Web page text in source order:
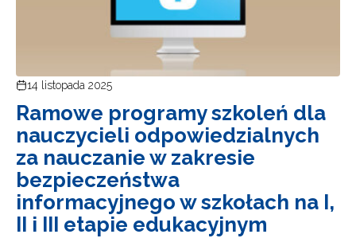
14 listopada 2025
Ramowe programy szkoleń dla
nauczycieli odpowiedzialnych
za nauczanie w zakresie
bezpieczeństwa
informacyjnego w szkołach na I,
II i III etapie edukacyjnym